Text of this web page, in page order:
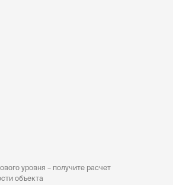
уровня – получите расчет
объекта